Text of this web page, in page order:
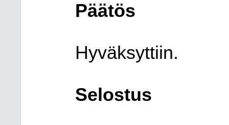
Päätös
Hyväksyttiin.
Selostus